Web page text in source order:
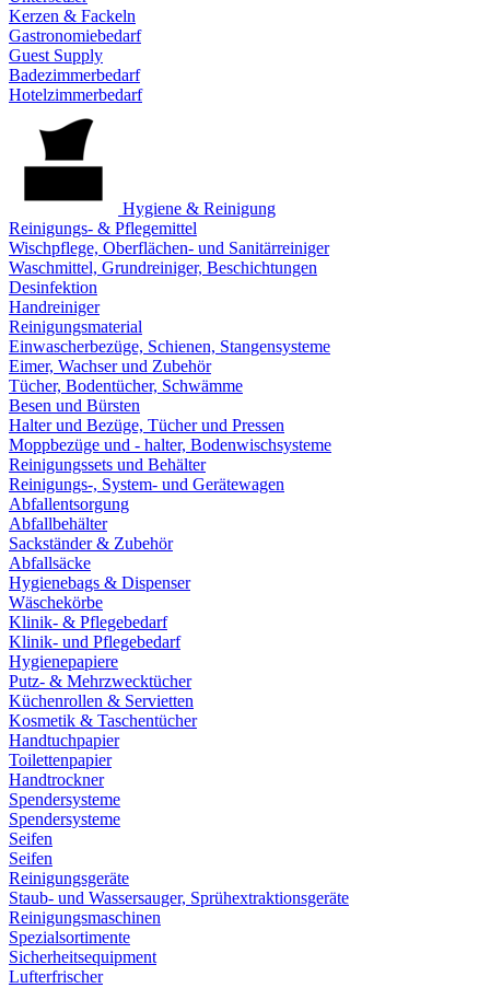
Kerzen & Fackeln
Gastronomiebedarf
Guest Supply
Badezimmerbedarf
Hotelzimmerbedarf
Hygiene & Reinigung
Reinigungs- & Pflegemittel
Wischpflege, Oberflächen- und Sanitärreiniger
Waschmittel, Grundreiniger, Beschichtungen
Desinfektion
Handreiniger
Reinigungsmaterial
Einwascherbezüge, Schienen, Stangensysteme
Eimer, Wachser und Zubehör
Tücher, Bodentücher, Schwämme
Besen und Bürsten
Halter und Bezüge, Tücher und Pressen
Moppbezüge und - halter, Bodenwischsysteme
Reinigungssets und Behälter
Reinigungs-, System- und Gerätewagen
Abfallentsorgung
Abfallbehälter
Sackständer & Zubehör
Abfallsäcke
Hygienebags & Dispenser
Wäschekörbe
Klinik- & Pflegebedarf
Klinik- und Pflegebedarf
Hygienepapiere
Putz- & Mehrzwecktücher
Küchenrollen & Servietten
Kosmetik & Taschentücher
Handtuchpapier
Toilettenpapier
Handtrockner
Spendersysteme
Spendersysteme
Seifen
Seifen
Reinigungsgeräte
Staub- und Wassersauger, Sprühextraktionsgeräte
Reinigungsmaschinen
Spezialsortimente
Sicherheitsequipment
Lufterfrischer